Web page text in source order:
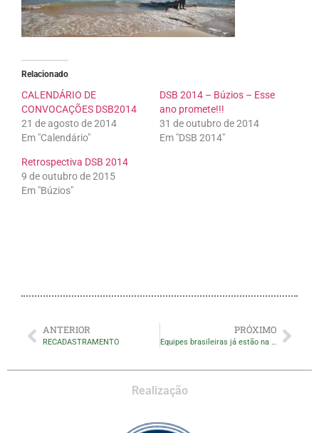
Relacionado
CALENDÁRIO DE
CONVOCAÇÕES DSB2014
21 de agosto de 2014
Em "Calendário"
DSB 2014 – Búzios – Esse
ano promete!!!
31 de outubro de 2014
Em "DSB 2014"
Retrospectiva DSB 2014
9 de outubro de 2015
Em "Búzios"
ANTERIOR
RECADASTRAMENTO
PRÓXIMO
Equipes brasileiras já estão na Holanda
Realização